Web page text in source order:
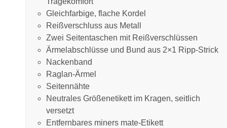
Gleichfarbige, flache Kordel
Reißverschluss aus Metall
Zwei Seitentaschen mit Reißverschlüssen
Ärmelabschlüsse und Bund aus 2×1 Ripp-Strick
Nackenband
Raglan-Ärmel
Seitennähte
Neutrales Größenetikett im Kragen, seitlich
versetzt
Entfernbares miners mate-Etikett